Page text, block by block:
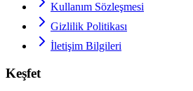
Kullanım Sözleşmesi
Gizlilik Politikası
İletişim Bilgileri
Keşfet